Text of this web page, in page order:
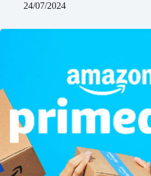
24/07/2024